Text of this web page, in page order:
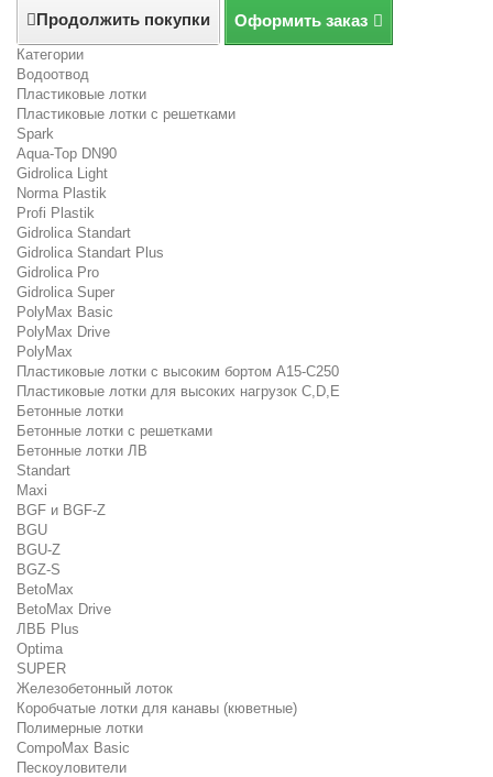
Продолжить покупки Оформить заказ
Категории
Водоотвод
Пластиковые лотки
Пластиковые лотки с решетками
Spark
Aqua-Top DN90
Gidrolica Light
Norma Plastik
Profi Plastik
Gidrolica Standart
Gidrolica Standart Plus
Gidrolica Pro
Gidrolica Super
PolyMax Basic
PolyMax Drive
PolyMax
Пластиковые лотки с высоким бортом А15-C250
Пластиковые лотки для высоких нагрузок C,D,E
Бетонные лотки
Бетонные лотки с решетками
Бетонные лотки ЛВ
Standart
Maxi
BGF и BGF-Z
BGU
BGU-Z
BGZ-S
BetoMax
BetoMax Drive
ЛВБ Plus
Optima
SUPER
Железобетонный лоток
Коробчатые лотки для канавы (кюветные)
Полимерные лотки
CompoMax Basic
Пескоуловители